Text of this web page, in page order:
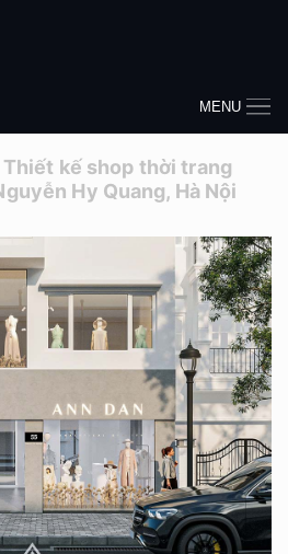
MENU
Thiết kế shop thời trang
Hy Quang, Hà Nội